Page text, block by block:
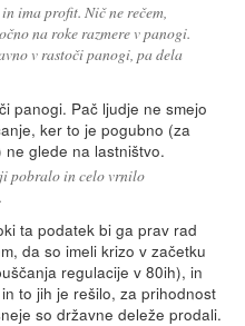
ima profit. Nič ne rečem,
na roke razmere v panogi.
v rastoči panogi, pa dela
panogi. Pač ljudje ne smejo
ker to je pogubno (za
glede na lastništvo.
pobralo in celo vrnilo
ta podatek bi ga prav rad
da so imeli krizo v začetku
regulacije v 80ih), in
to jih je rešilo, za prihodnost
so državne deleže prodali.